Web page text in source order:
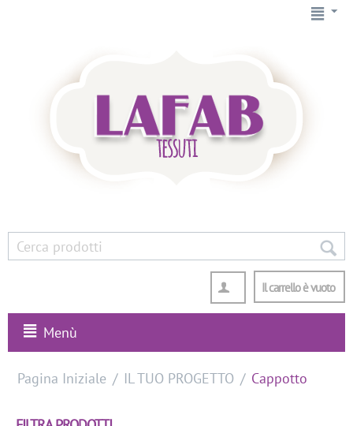
Il carrello è vuoto
Menù
Pagina Iniziale / IL TUO PROGETTO / Cappotto